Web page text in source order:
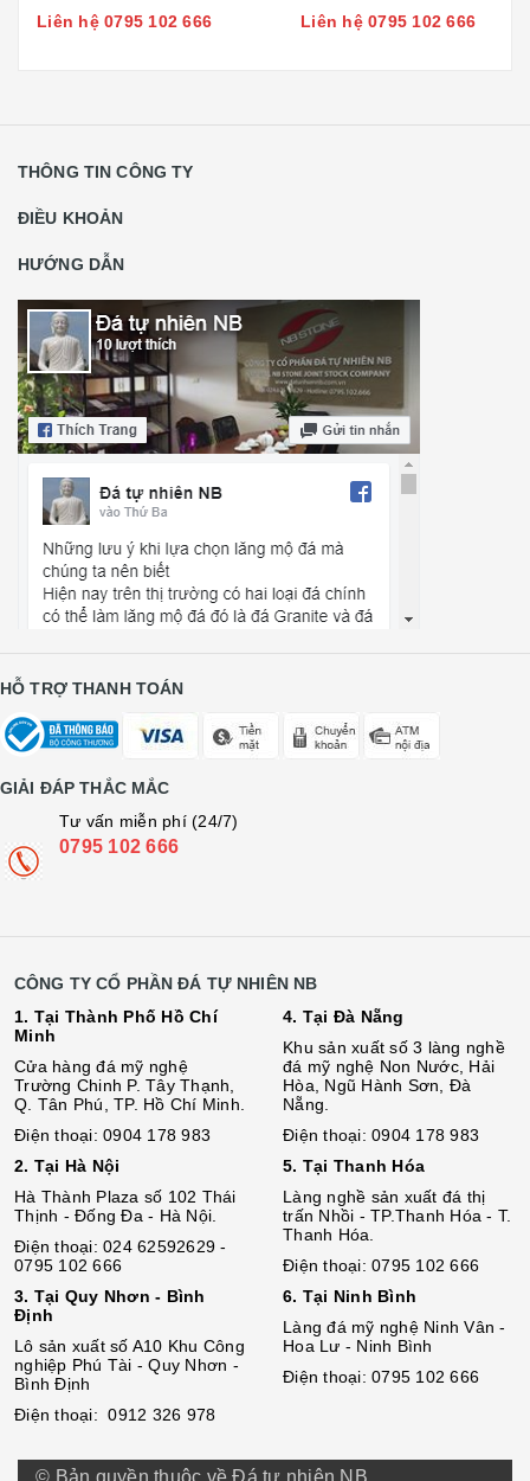
Liên hệ 0795 102 666 Liên hệ 0795 102 666
THÔNG TIN CÔNG TY
ĐIỀU KHOẢN
HƯỚNG DẪN
HỖ TRỢ THANH TOÁN
GIẢI ĐÁP THẮC MẮC
Tư vấn miễn phí (24/7)
0795 102 666
CÔNG TY CỔ PHẦN ĐÁ TỰ NHIÊN NB
1. Tại Thành Phố Hồ Chí
Minh
Cửa hàng đá mỹ nghệ
Trường Chinh P. Tây Thạnh,
Q. Tân Phú, TP. Hồ Chí Minh.
Điện thoại: 0904 178 983
2. Tại Hà Nội
Hà Thành Plaza số 102 Thái
Thịnh - Đống Đa - Hà Nội.
Điện thoại: 024 62592629 -
0795 102 666
3. Tại Quy Nhơn - Bình
Định
Lô sản xuất số A10 Khu Công
nghiệp Phú Tài - Quy Nhơn -
Bình Định
Điện thoại: 0912 326 978
4. Tại Đà Nẵng
Khu sản xuất số 3 làng nghề
đá mỹ nghệ Non Nước, Hải
Hòa, Ngũ Hành Sơn, Đà
Nẵng.
Điện thoại: 0904 178 983
5. Tại Thanh Hóa
Làng nghề sản xuất đá thị
trấn Nhồi - TP.Thanh Hóa - T.
Thanh Hóa.
Điện thoại: 0795 102 666
6. Tại Ninh Bình
Làng đá mỹ nghệ Ninh Vân -
Hoa Lư - Ninh Bình
Điện thoại: 0795 102 666
© Bản quyền thuộc về Đá tự nhiên NB